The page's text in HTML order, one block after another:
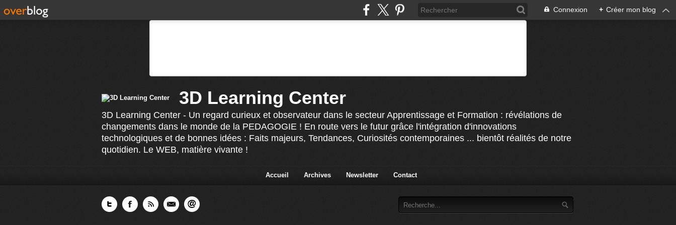
Connexion + Créer mon blog
3D Learning Center
3D Learning Center - Un regard curieux et observateur dans le secteur Apprentissage et Formation : révélations de
changements dans le monde de la PEDAGOGIE ! En route vers le futur grâce l'intégration d'innovations
technologiques et de bonnes idées : Faits majeurs, Tendances, Curiosités contemporaines ... bientôt réalités de notre
quotidien. Le WEB, matière vivante !
Accueil Archives Newsletter Contact